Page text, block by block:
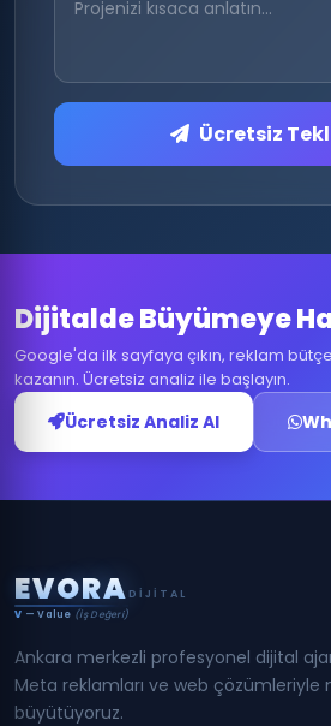
Ücretsiz
Dijitalde Büyümeye
Google'da ilk sayfaya çıkın, reklam
kazanın. Ücretsiz analiz ile başlayın.
Ücretsiz Analiz Al
EVORA DIJITAL
V — Value (İş Değeri)
Ankara merkezli profesyonel dijital
Meta reklamları ve web çözümleriyle
büyütüyoruz.